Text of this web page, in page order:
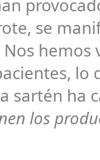
se
hemos
lo
sartén ha
los